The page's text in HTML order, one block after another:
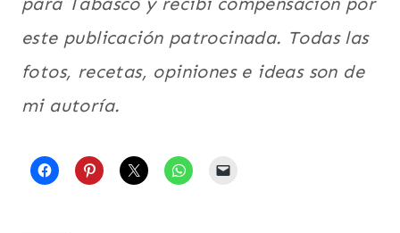
este publicación patrocinada. Todas las
fotos, recetas, opiniones e ideas son de
mi autoría.